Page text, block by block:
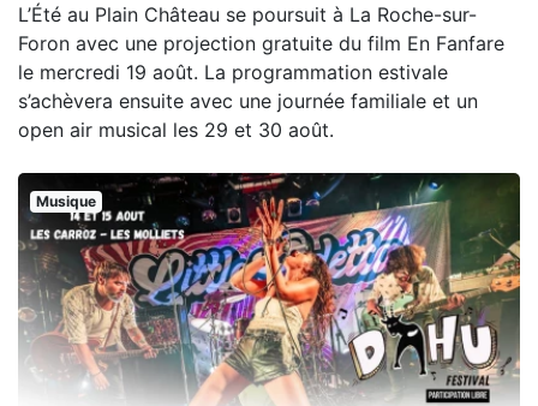
L’Été au Plain Château se poursuit à La Roche-sur-
Foron avec une projection gratuite du film En Fanfare
le mercredi 19 août. La programmation estivale
s’achèvera ensuite avec une journée familiale et un
open air musical les 29 et 30 août.
Musique